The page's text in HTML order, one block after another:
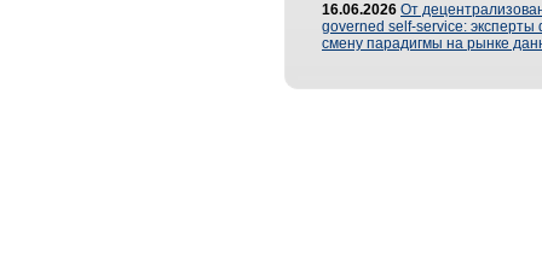
16.06.2026 От
governed self-service: эксперты
смену парадигмы на рынке